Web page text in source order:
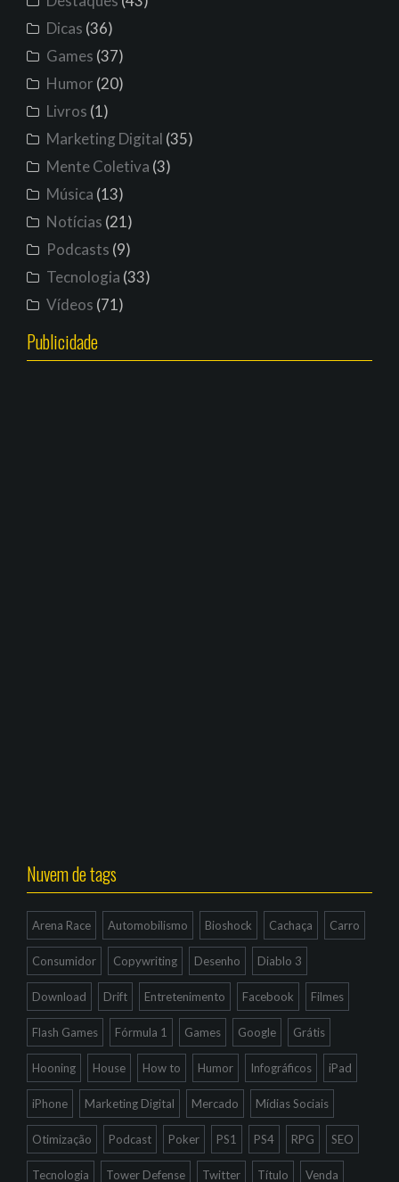
Dicas (36)
Games (37)
Humor (20)
Livros (1)
Marketing Digital (35)
Mente Coletiva (3)
Música (13)
Notícias (21)
Podcasts (9)
Tecnologia (33)
Vídeos (71)
Publicidade
Nuvem de tags
Arena Race Automobilismo Bioshock Cachaça Carro
Consumidor Copywriting Desenho Diablo 3
Download Drift Entretenimento Facebook Filmes
Flash Games Fórmula 1 Games Google Grátis
Hooning House How to Humor Infográficos iPad
iPhone Marketing Digital Mercado Mídias Sociais
Otimização Podcast Poker PS1 PS4 RPG SEO
Tecnologia Tower Defense Twitter Título Venda